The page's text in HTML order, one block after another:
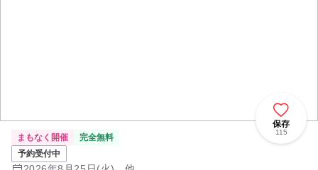
保存
115
まもなく開催
完全無料
予約受付中